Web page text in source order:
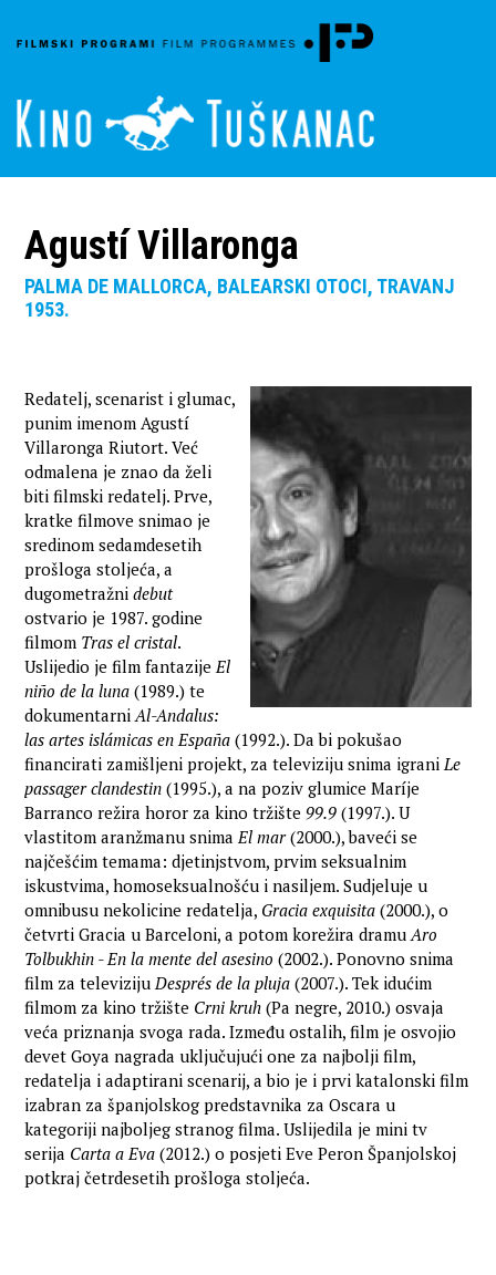
Agustí Villaronga
PALMA DE MALLORCA, BALEARSKI OTOCI, TRAVANJ
1953.
Redatelj, scenarist i glumac,
punim imenom Agustí
Villaronga Riutort. Već
odmalena je znao da želi
biti filmski redatelj. Prve,
kratke filmove snimao je
sredinom sedamdesetih
prošloga stoljeća, a
dugometražnidebut
ostvario je 1987. godine
filmom Tras el cristal.
Uslijedio je film fantazijeEl
niño de la luna (1989.) te
dokumentarniAl-Andalus:
las artes islámicas en España (1992.). Da bi pokušao
financirati zamišljeni projekt, za televiziju snima igraniLe
passager clandestin (1995.), a na poziv glumice Maríje
Barranco režira horor za kino tržište 99.9 (1997.). U
vlastitom aranžmanu snimaEl mar(2000.), baveći se
najčešćim temama: djetinjstvom, prvim seksualnim
iskustvima, homoseksualnošću i nasiljem. Sudjeluje u
omnibusu nekolicine redatelja, Gracia exquisita (2000.), o
četvrti Gracia u Barceloni, a potom korežira dramuAro
Tolbukhin - En la mente del asesino (2002.). Ponovno snima
film za televizijuDesprés de la pluja (2007.). Tek idućim
filmom za kino tržište Crni kruh (Pa negre, 2010.) osvaja
veća priznanja svoga rada. Između ostalih, film je osvojio
devet Goya nagrada uključujući one za najbolji film,
redatelja i adaptirani scenarij, a bio je i prvi katalonski film
izabran za španjolskog predstavnika za Oscara u
kategoriji najboljeg stranog filma. Uslijedila je mini tv
serija Carta a Eva (2012.) o posjeti Eve Peron Španjolskoj
potkraj četrdesetih prošloga stoljeća.